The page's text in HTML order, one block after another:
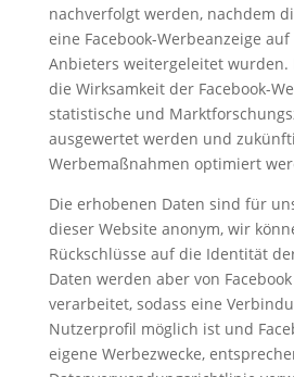
nachverfolgt werden, nachdem
eine Facebook-Werbeanzeige
Anbieters weitergeleitet wurden.
die Wirksamkeit der Facebook-
statistische und
ausgewertet werden und
Werbemaßnahmen optimiert
Die erhobenen Daten sind für
dieser Website anonym, wir
Rückschlüsse auf die Identität
Daten werden aber von
verarbeitet, sodass eine
Nutzerprofil möglich ist und
eigene Werbezwecke,